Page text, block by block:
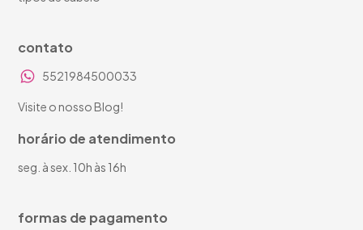
contato
5521984500033
Visite o nosso Blog!
horário de atendimento
seg. à sex. 10h às 16h
formas de pagamento